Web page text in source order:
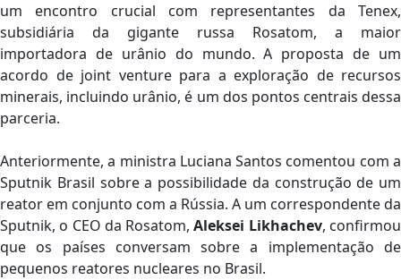
um encontro crucial com representantes da Tenex,
subsidiária da gigante russa Rosatom, a maior
importadora de urânio do mundo. A proposta de um
acordo de joint venture para a exploração de recursos
minerais, incluindo urânio, é um dos pontos centrais dessa
parceria.
Anteriormente, a ministra Luciana Santos comentou com a
Sputnik Brasil sobre a possibilidade da construção de um
reator em conjunto com a Rússia. A um correspondente da
Sputnik, o CEO da Rosatom,Aleksei Likhachev, confirmou
que os países conversam sobre a implementação de
pequenos reatores nucleares no Brasil.